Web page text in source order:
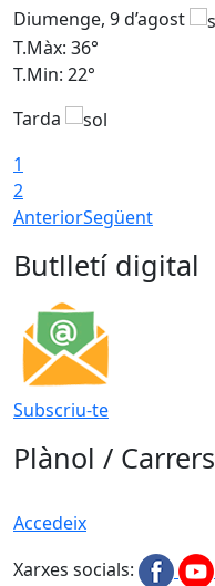
Diumenge, 9 d’agost
T.Màx: 36°
T.Min: 22°
Tarda
1
2
AnteriorSegüent
Butlletí digital
Subscriu-te
Plànol / Carrers
Accedeix
Xarxes socials: